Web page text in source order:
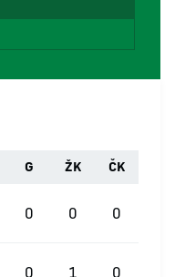
G ŽK ČK
0 0 0
0 1 0